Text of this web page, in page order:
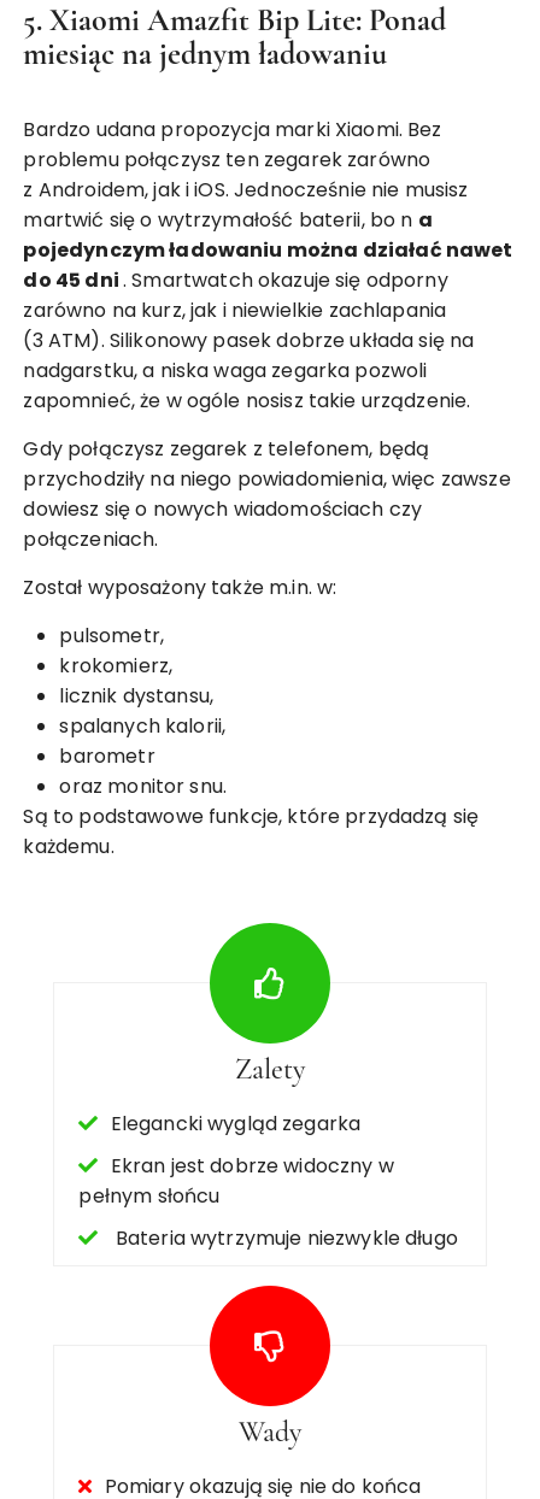
5. Xiaomi Amazfit Bip Lite: Ponad
miesiąc na jednym ładowaniu
Bardzo udana propozycja marki Xiaomi. Bez
problemu połączysz ten zegarek zarówno
z Androidem, jak i iOS. Jednocześnie nie musisz
martwić się o wytrzymałość baterii, bo n a
pojedynczym ładowaniu można działać nawet
do 45 dni. Smartwatch okazuje się odporny
zarówno na kurz, jak i niewielkie zachlapania
(3 ATM). Silikonowy pasek dobrze układa się na
nadgarstku, a niska waga zegarka pozwoli
zapomnieć, że w ogóle nosisz takie urządzenie.
Gdy połączysz zegarek z telefonem, będą
przychodziły na niego powiadomienia, więc zawsze
dowiesz się o nowych wiadomościach czy
połączeniach.
Został wyposażony także m.in. w:
pulsometr,
krokomierz,
licznik dystansu,
spalanych kalorii,
barometr
oraz monitor snu.
Są to podstawowe funkcje, które przydadzą się
każdemu.
Zalety
Elegancki wygląd zegarka
Ekran jest dobrze widoczny w
pełnym słońcu
Bateria wytrzymuje niezwykle długo
Wady
Pomiary okazują się nie do końca